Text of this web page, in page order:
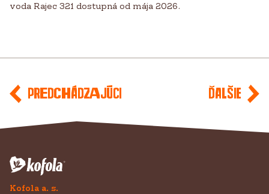
voda Rajec 321 dostupná od mája 2026.
Predchádzajúci Ďalšie
Kofola a. s.